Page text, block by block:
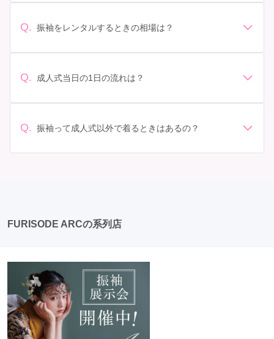
があります。 サイズ選び: 自分の体型に合ったサイズを
ンタル料金に含まれるもの（小物や帯、草履など）を確
っかり確認しておく必要があります。 お店選び: 評判や
しょう。
Q. 振袖をレンタルするときの相場は？
されています。 高級なものやブランド物になると、それ
Q. 成人式当日の1日の流れは？
人式: 一般的に午前中に成人式が行わる場合が多いです
Q. 振袖って成人式以外で着るときはあるの？
FURISODE ARCの系列店